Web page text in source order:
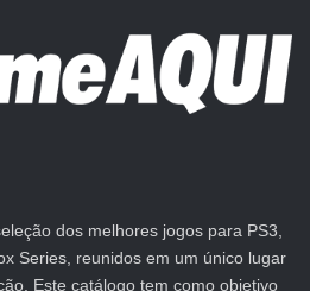
dos melhores jogos para PS3,
Series, reunidos em um único lugar
Este catálogo tem como objetivo